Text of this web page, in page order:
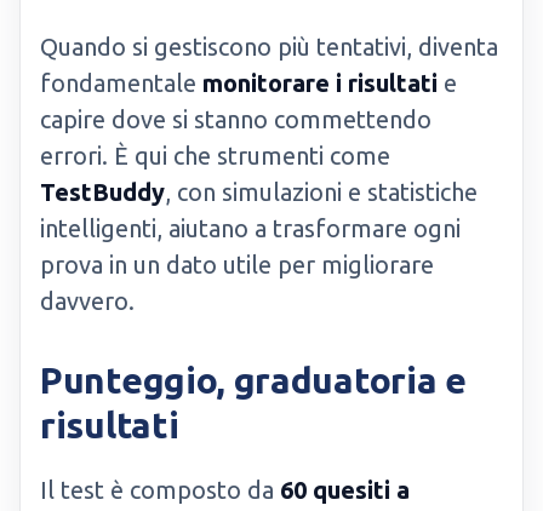
Quando si gestiscono più tentativi, diventa
fondamentale monitorare i risultati e
capire dove si stanno commettendo
errori. È qui che strumenti come
TestBuddy, con simulazioni e statistiche
intelligenti, aiutano a trasformare ogni
prova in un dato utile per migliorare
davvero.
Punteggio, graduatoria e
risultati
Il test è composto da 60 quesiti a